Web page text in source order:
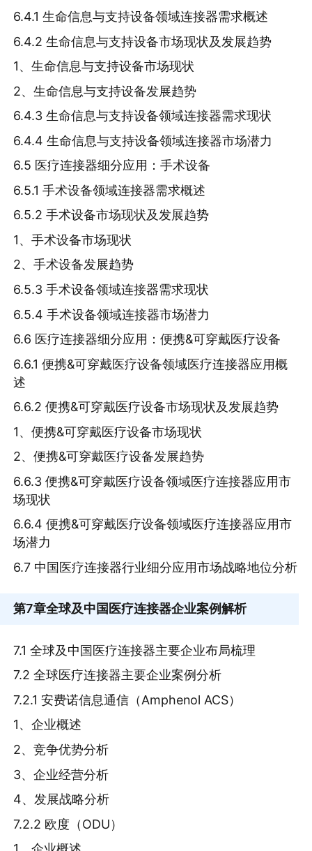
6.4.1 生命信息与支持设备领域连接器需求概述
6.4.2 生命信息与支持设备市场现状及发展趋势
1、生命信息与支持设备市场现状
2、生命信息与支持设备发展趋势
6.4.3 生命信息与支持设备领域连接器需求现状
6.4.4 生命信息与支持设备领域连接器市场潜力
6.5 医疗连接器细分应用：手术设备
6.5.1 手术设备领域连接器需求概述
6.5.2 手术设备市场现状及发展趋势
1、手术设备市场现状
2、手术设备发展趋势
6.5.3 手术设备领域连接器需求现状
6.5.4 手术设备领域连接器市场潜力
6.6 医疗连接器细分应用：便携&可穿戴医疗设备
6.6.1 便携&可穿戴医疗设备领域医疗连接器应用概
述
6.6.2 便携&可穿戴医疗设备市场现状及发展趋势
1、便携&可穿戴医疗设备市场现状
2、便携&可穿戴医疗设备发展趋势
6.6.3 便携&可穿戴医疗设备领域医疗连接器应用市
场现状
6.6.4 便携&可穿戴医疗设备领域医疗连接器应用市
场潜力
6.7 中国医疗连接器行业细分应用市场战略地位分析
第7章全球及中国医疗连接器企业案例解析
7.1 全球及中国医疗连接器主要企业布局梳理
7.2 全球医疗连接器主要企业案例分析
7.2.1 安费诺信息通信（Amphenol ACS）
1、企业概述
2、竞争优势分析
3、企业经营分析
4、发展战略分析
7.2.2 欧度（ODU）